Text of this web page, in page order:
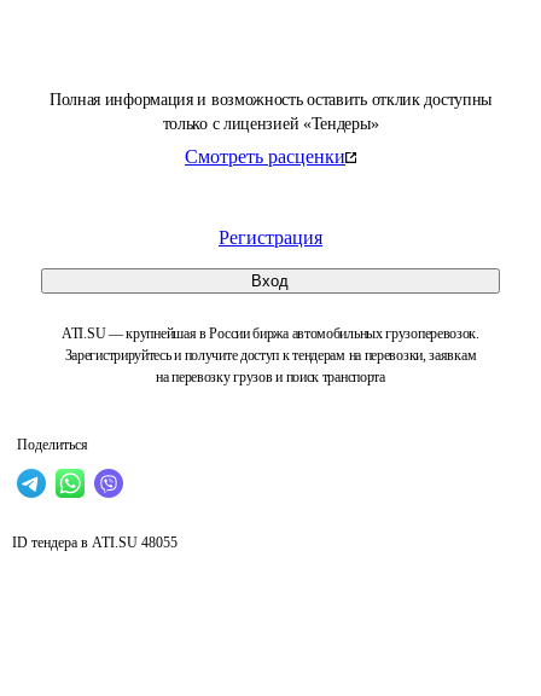
Полная информация и возможность оставить отклик доступны
только с лицензией «Тендеры»
Смотреть расценки
Регистрация
Вход
ATI.SU — крупнейшая в России биржа автомобильных грузоперевозок.
Зарегистрируйтесь и получите доступ к тендерам на перевозки, заявкам
на перевозку грузов и поиск транспорта
Поделиться
ID тендера в ATI.SU 48055